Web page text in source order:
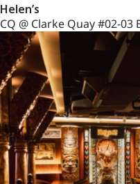
Helen’s
CQ @ Clarke Quay #02-03